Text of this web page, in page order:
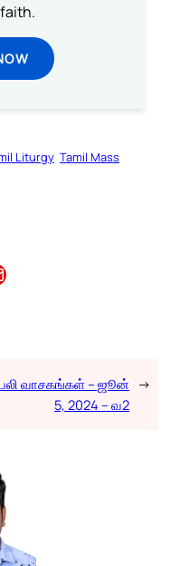
Liturgy Tamil Mass
வாசகங்கள் – ஜூன்
5, 2024 – வ2
→